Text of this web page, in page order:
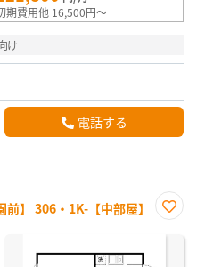
期費用他 16,500円～
け
電話する
】 306・1K-【中部屋】
に入